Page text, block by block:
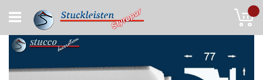
to
Content